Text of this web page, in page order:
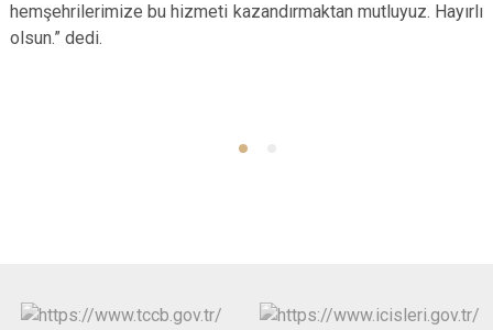
hemşehrilerimize bu hizmeti kazandırmaktan mutluyuz. Hayırlı
olsun.” dedi.